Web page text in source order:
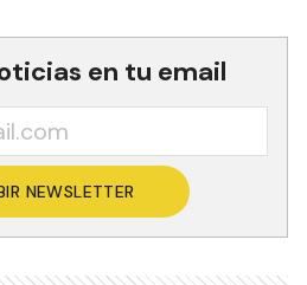
en tu email
NEWSLETTER